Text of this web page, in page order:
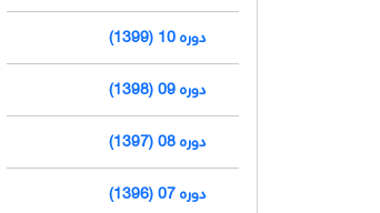
دوره 10 (1399)
دوره 09 (1398)
دوره 08 (1397)
دوره 07 (1396)